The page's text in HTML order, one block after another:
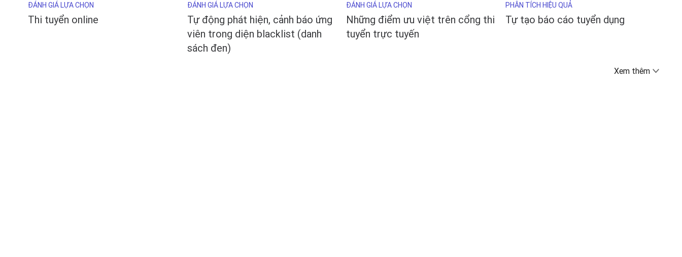
ĐÁNH GIÁ LỰA CHỌN
Thi tuyển online
ĐÁNH GIÁ LỰA CHỌN
Tự động phát hiện, cảnh báo ứng
viên trong diện blacklist (danh
sách đen)
ĐÁNH GIÁ LỰA CHỌN
Những điểm ưu việt trên cổng thi
tuyển trực tuyến
PHÂN TÍCH HIỆU QUẢ
Tự tạo báo cáo tuyển dụng
Xem thêm